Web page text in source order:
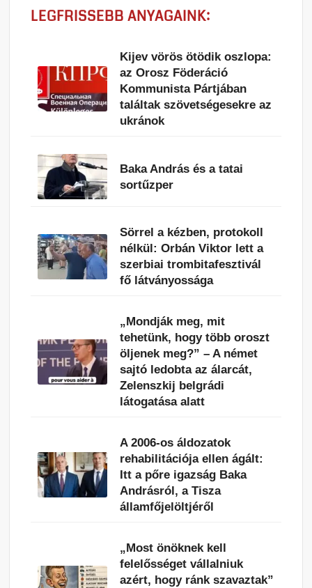
LEGFRISSEBB ANYAGAINK:
Kijev vörös ötödik oszlopa:
az Orosz Föderáció
Kommunista Pártjában
találtak szövetségesekre az
ukránok
Baka András és a tatai
sortűzper
Sörrel a kézben, protokoll
nélkül: Orbán Viktor lett a
szerbiai trombitafesztivál
fő látványossága
„Mondják meg, mit
tehetünk, hogy több oroszt
öljenek meg?” – A német
sajtó ledobta az álarcát,
Zelenszkij belgrádi
látogatása alatt
A 2006-os áldozatok
rehabilitációja ellen ágált:
Itt a pőre igazság Baka
Andrásról, a Tisza
államfőjelöltjéről
„Most önöknek kell
felelősséget vállalniuk
azért, hogy ránk szavaztak”